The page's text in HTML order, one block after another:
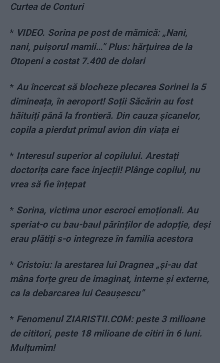
Curtea de Conturi
* VIDEO. Sorina pe post de mămică: „Nani,
nani, puișorul mamii…” Plus: hărțuirea de la
Otopeni a costat 7.400 de dolari
* Au încercat să blocheze plecarea Sorinei la 5
dimineața, în aeroport! Soții Săcărin au fost
hăituiți până la frontieră. Din cauza șicanelor,
copila a pierdut primul avion din viața ei
* Interesul superior al copilului. Arestați
doctorița care face injecții! Plânge copilul, nu
vrea să fie înțepat
* Sorina, victima unor escroci emoționali. Au
speriat-o cu bau-baul părinților de adopție, deși
erau plătiți s-o integreze în familia acestora
* Cristoiu: la arestarea lui Dragnea „și-au dat
mâna forțe greu de imaginat, interne și externe,
ca la debarcarea lui Ceaușescu”
* Fenomenul ZIARISTII.COM: peste 3 milioane
de cititori, peste 18 milioane de citiri în 6 luni.
Mulțumim!